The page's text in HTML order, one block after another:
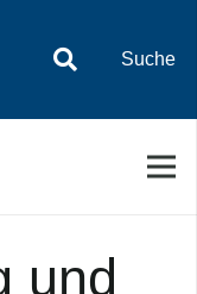
Suche
und